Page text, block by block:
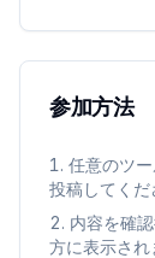
参加方法
任意のツ
投稿してくだ
内容を確
方に表示され